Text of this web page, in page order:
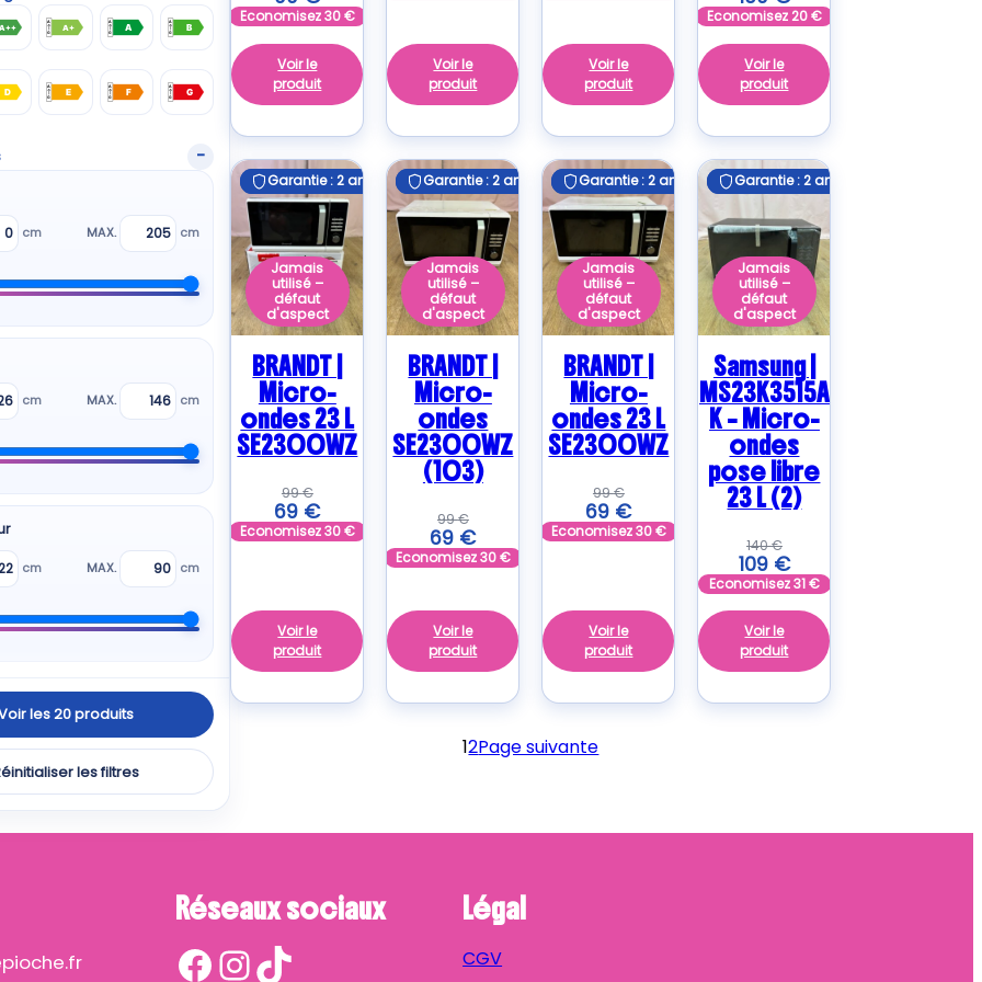
A++ A+ A B
D E F G
cm MAX. cm
cm MAX. cm
cm MAX. cm
les 20 produits
les filtres
Economisez30€
Voir le
produit
Voir le
produit
Voir le
produit
Economisez20€
Voir le
produit
Garantie : 2 ans
Jamais
utilisé –
défaut
d'aspect
Garantie : 2 ans
BRANDT |
Micro-
ondes 23 L
SE2300WZ
99€
69 €
Economisez30€
Voir le
produit
Garantie : 2 ans
Jamais
utilisé –
défaut
d'aspect
Garantie : 2 ans
BRANDT |
Micro-
ondes
SE2300WZ
(103)
99€
69 €
Economisez30€
Voir le
produit
Garantie : 2 ans
Jamais
utilisé –
défaut
d'aspect
Garantie : 2 ans
BRANDT |
Micro-
ondes 23 L
SE2300WZ
99€
69 €
Economisez30€
Voir le
produit
Garantie : 2 ans
Jamais
utilisé –
défaut
d'aspect
Garantie : 2 ans
Samsung |
MS23K3515A
K – Micro-
ondes
pose libre
23 L (2)
140€
109 €
Economisez31€
Voir le
produit
12Page suivante
Réseaux sociaux
Facebook InstagramTikTok
Légal
CGV